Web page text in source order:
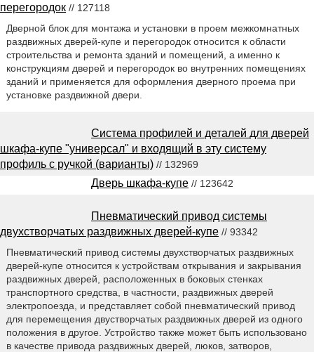
перегородок // 127118
Дверной блок для монтажа и установки в проем межкомнатных
раздвижных дверей-купе и перегородок относится к области
строительства и ремонта зданий и помещений, а именно к
конструкциям дверей и перегородок во внутренних помещениях
зданий и применяется для оформления дверного проема при
установке раздвижной двери.
Система профилей и деталей для дверей
шкафа-купе "универсал" и входящий в эту систему
профиль с ручкой (варианты) // 132969
Дверь шкафа-купе // 123642
Пневматический привод системы
двухстворчатых раздвижных дверей-купе // 93342
Пневматический привод системы двухстворчатых раздвижных
дверей-купе относится к устройствам открывания и закрывания
раздвижных дверей, расположенных в боковых стенках
транспортного средства, в частности, раздвижных дверей
электропоезда, и представляет собой пневматический привод
для перемещения двустворчатых раздвижных дверей из одного
положения в другое. Устройство также может быть использовано
в качестве привода раздвижных дверей, люков, затворов,